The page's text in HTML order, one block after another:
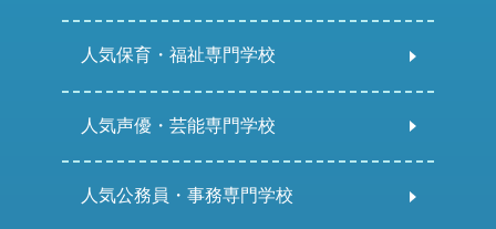
人気保育・福祉専門学校
人気声優・芸能専門学校
人気公務員・事務専門学校